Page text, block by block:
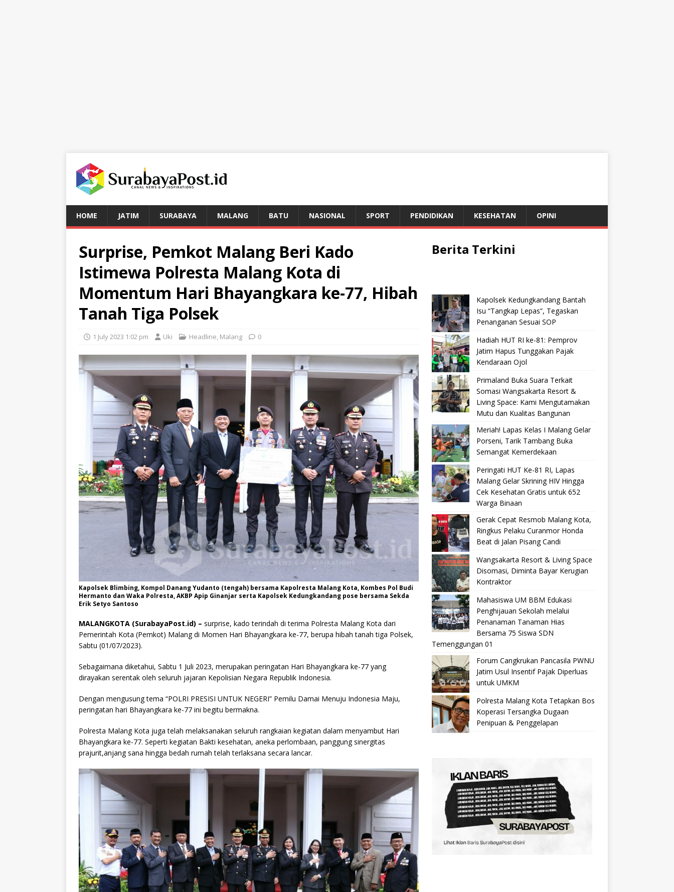
HOME JATIM SURABAYA MALANG BATU NASIONAL SPORT PENDIDIKAN KESEHATAN OPINI
Surprise, Pemkot Malang Beri Kado
Istimewa Polresta Malang Kota di
Momentum Hari Bhayangkara ke-77, Hibah
Tanah Tiga Polsek
1 July 2023 1:02 pm Uki Headline, Malang 0
Kapolsek Blimbing, Kompol Danang Yudanto (tengah) bersama Kapolresta Malang Kota, Kombes Pol Budi
Hermanto dan Waka Polresta, AKBP Apip Ginanjar serta Kapolsek Kedungkandang pose bersama Sekda
Erik Setyo Santoso
MALANGKOTA (SurabayaPost.id) – surprise, kado terindah di terima Polresta Malang Kota dari
Pemerintah Kota (Pemkot) Malang di Momen Hari Bhayangkara ke-77, berupa hibah tanah tiga Polsek,
Sabtu (01/07/2023).
Sebagaimana diketahui, Sabtu 1 Juli 2023, merupakan peringatan Hari Bhayangkara ke-77 yang
dirayakan serentak oleh seluruh jajaran Kepolisian Negara Republik Indonesia.
Dengan mengusung tema “POLRI PRESISI UNTUK NEGERI” Pemilu Damai Menuju Indonesia Maju,
peringatan hari Bhayangkara ke-77 ini begitu bermakna.
Polresta Malang Kota juga telah melaksanakan seluruh rangkaian kegiatan dalam menyambut Hari
Bhayangkara ke-77. Seperti kegiatan Bakti kesehatan, aneka perlombaan, panggung sinergitas
prajurit,anjang sana hingga bedah rumah telah terlaksana secara lancar.
Berita Terkini
Kapolsek Kedungkandang Bantah
Isu “Tangkap Lepas”, Tegaskan
Penanganan Sesuai SOP
Hadiah HUT RI ke-81: Pemprov
Jatim Hapus Tunggakan Pajak
Kendaraan Ojol
Primaland Buka Suara Terkait
Somasi Wangsakarta Resort &
Living Space: Kami Mengutamakan
Mutu dan Kualitas Bangunan
Meriah! Lapas Kelas I Malang Gelar
Porseni, Tarik Tambang Buka
Semangat Kemerdekaan
Peringati HUT Ke-81 RI, Lapas
Malang Gelar Skrining HIV Hingga
Cek Kesehatan Gratis untuk 652
Warga Binaan
Gerak Cepat Resmob Malang Kota,
Ringkus Pelaku Curanmor Honda
Beat di Jalan Pisang Candi
Wangsakarta Resort & Living Space
Disomasi, Diminta Bayar Kerugian
Kontraktor
Mahasiswa UM BBM Edukasi
Penghijauan Sekolah melalui
Penanaman Tanaman Hias
Bersama 75 Siswa SDN
Temenggungan 01
Forum Cangkrukan Pancasila PWNU
Jatim Usul Insentif Pajak Diperluas
untuk UMKM
Polresta Malang Kota Tetapkan Bos
Koperasi Tersangka Dugaan
Penipuan & Penggelapan